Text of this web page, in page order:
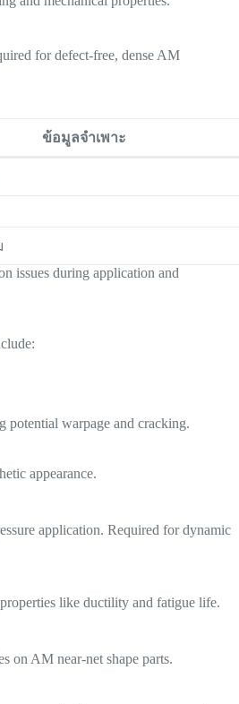
for defect-free, dense AM
ข้อมูลจำเพาะ
issues during application and
potential warpage and cracking.
appearance.
application. Required for dynamic
like ductility and fatigue life.
on AM near-net shape parts.